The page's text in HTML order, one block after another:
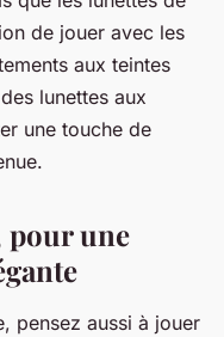
de jouer avec les
aux teintes
lunettes aux
une touche de
pour une
pensez aussi à jouer